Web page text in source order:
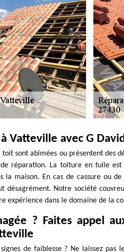
Vatteville avec G
sont abîmées ou présentent des
réparation. La toiture en tuile
la maison. En cas de cassure ou
désagrément. Notre société
expérience dans le domaine de la
? Faites appel
de faiblesse ? Ne laissez pas